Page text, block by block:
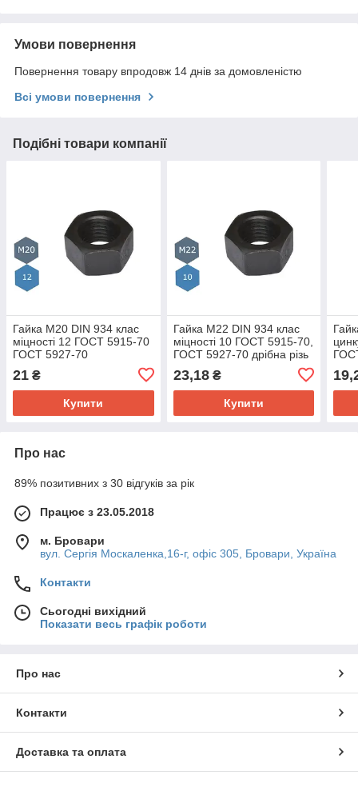
Умови повернення
Повернення товару впродовж 14 днів за домовленістю
Всі умови повернення
Подібні товари компанії
Гайка M20 DIN 934 клас
міцності 12 ГОСТ 5915-70
ГОСТ 5927-70
21 ₴
Купити
Гайка M22 DIN 934 клас
міцності 10 ГОСТ 5915-70,
ГОСТ 5927-70 дрібна різь
23,18₴
Купити
Про нас
89% позитивних з 30 відгуків за рік
Працює з 23.05.2018
м. Бровари
вул. Сергія Москаленка,16-г, офіс 305, Бровари, Україна
Контакти
Сьогодні вихідний
Показати весь графік роботи
Про нас
Контакти
Доставка та оплата